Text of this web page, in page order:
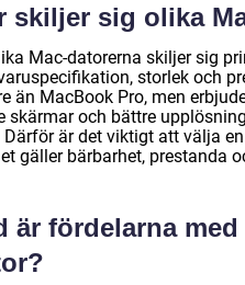
skiljer sig olika
Mac-datorerna skiljer sig
storlek och
än MacBook Pro, men
skärmar och bättre
är det viktigt att välja
gäller bärbarhet, prestanda
är fördelarna